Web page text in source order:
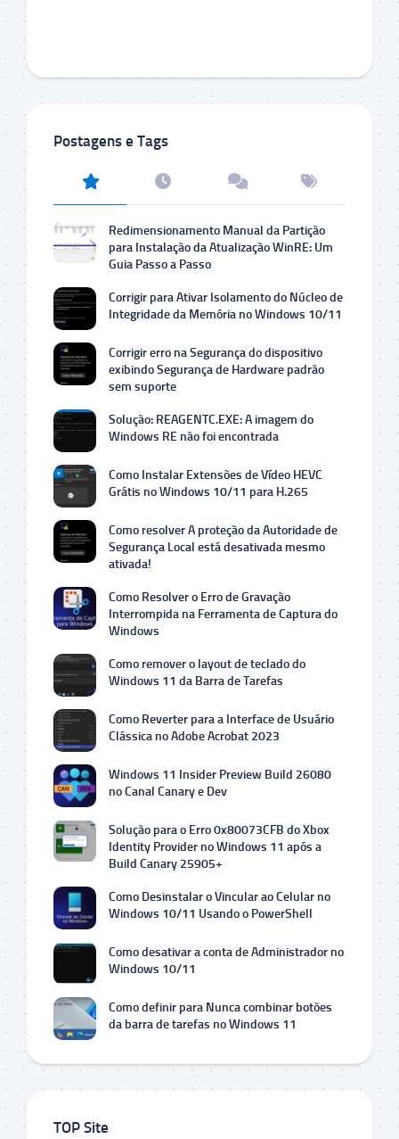
Postagens e Tags
Redimensionamento Manual da Partição
para Instalação da Atualização WinRE: Um
Guia Passo a Passo
Corrigir para Ativar Isolamento do Núcleo de
Integridade da Memória no Windows 10/11
Corrigir erro na Segurança do dispositivo
exibindo Segurança de Hardware padrão
sem suporte
Solução: REAGENTC.EXE: A imagem do
Windows RE não foi encontrada
Como Instalar Extensões de Vídeo HEVC
Grátis no Windows 10/11 para H.265
Como resolver A proteção da Autoridade de
Segurança Local está desativada mesmo
ativada!
Como Resolver o Erro de Gravação
Interrompida na Ferramenta de Captura do
Windows
Como remover o layout de teclado do
Windows 11 da Barra de Tarefas
Como Reverter para a Interface de Usuário
Clássica no Adobe Acrobat 2023
Windows 11 Insider Preview Build 26080
no Canal Canary e Dev
Solução para o Erro 0x80073CFB do Xbox
Identity Provider no Windows 11 após a
Build Canary 25905+
Como Desinstalar o Vincular ao Celular no
Windows 10/11 Usando o PowerShell
Como desativar a conta de Administrador no
Windows 10/11
Como definir para Nunca combinar botões
da barra de tarefas no Windows 11
TOP Site